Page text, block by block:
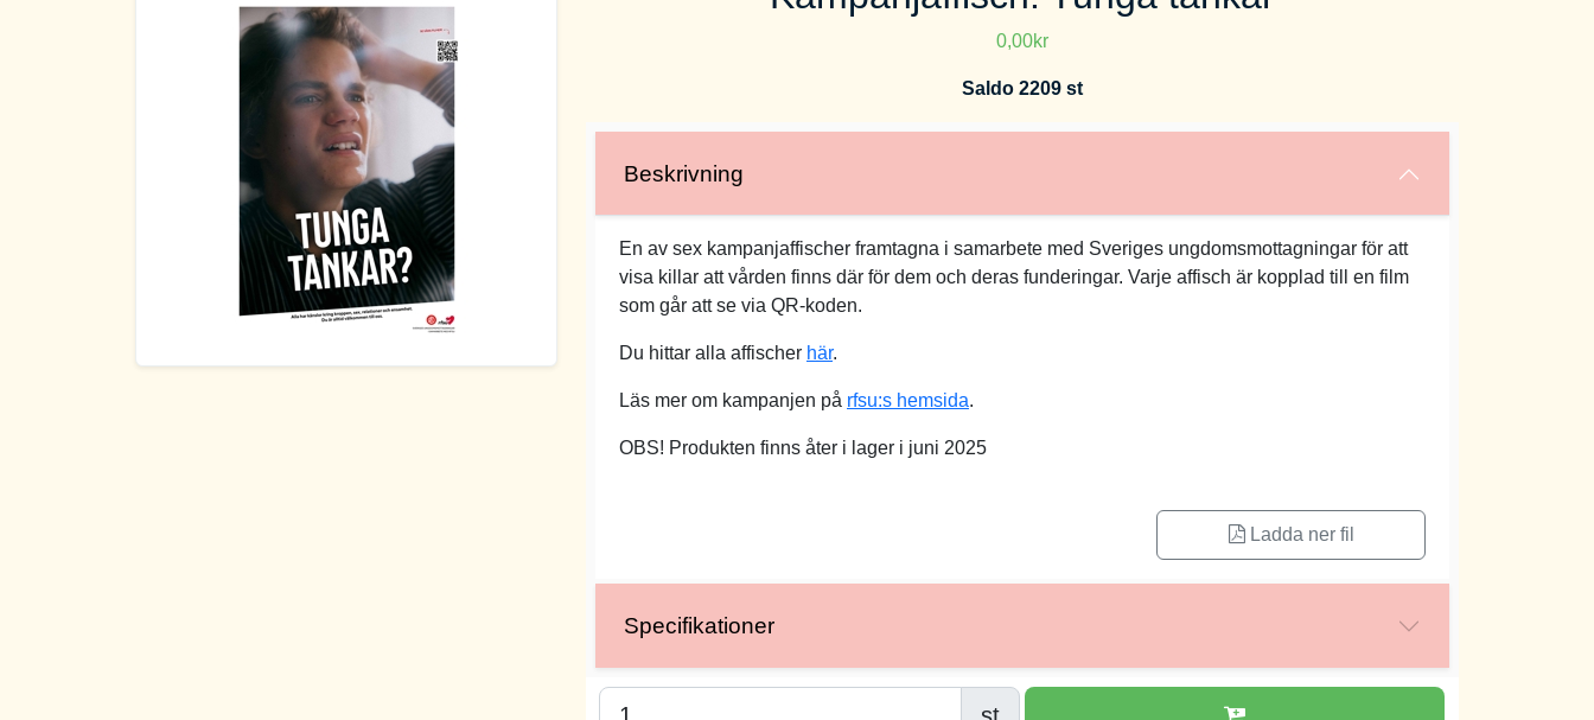
0,00kr
Saldo 2209 st
Beskrivning
En av sex kampanjaffischer framtagna i samarbete med Sveriges ungdomsmottagningar för att
visa killar att vården finns där för dem och deras funderingar. Varje affisch är kopplad till en film
som går att se via QR-koden.
Du hittar alla affischer här.
Läs mer om kampanjen på rfsu:s hemsida.
OBS! Produkten finns åter i lager i juni 2025
Ladda ner fil
Specifikationer